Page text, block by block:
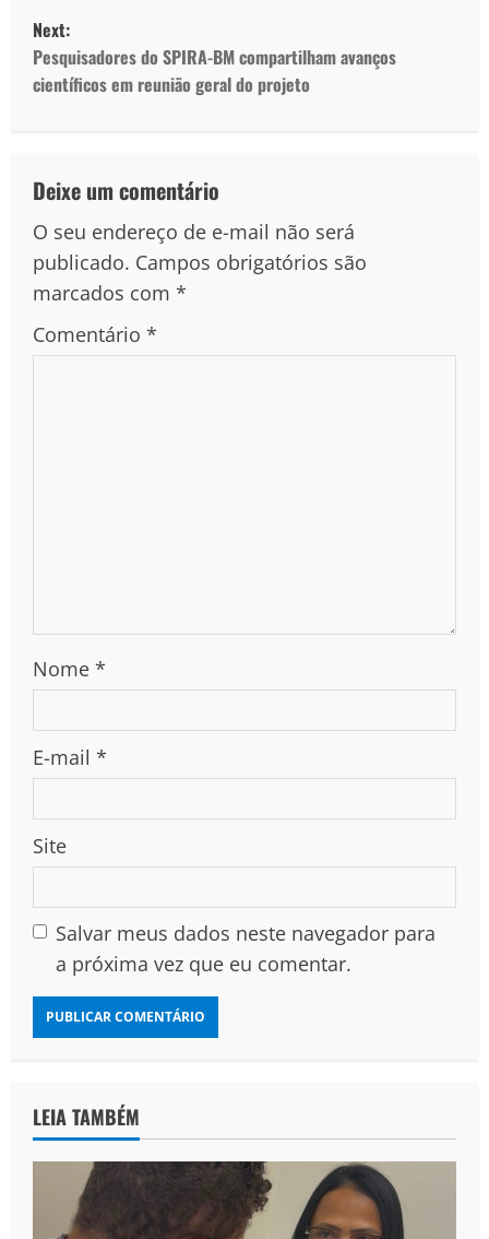
Next:
Pesquisadores do SPIRA-BM compartilham avanços
científicos em reunião geral do projeto
Deixe um comentário
O seu endereço de e-mail não será
publicado. Campos obrigatórios são
marcados com *
Comentário *
Nome *
E-mail *
Site
Salvar meus dados neste navegador para
a próxima vez que eu comentar.
LEIA TAMBÉM